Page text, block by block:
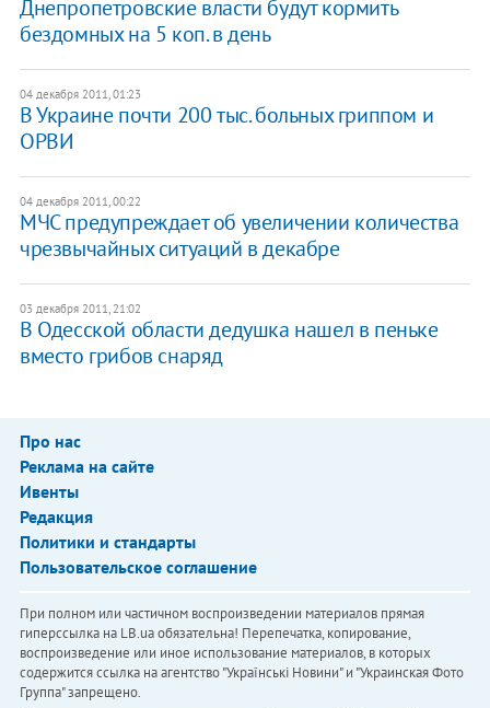
​Днепропетровские власти будут кормить
бездомных на 5 коп. в день
04 декабря 2011, 01:23
​В Украине почти 200 тыс. больных гриппом и
ОРВИ
04 декабря 2011, 00:22
МЧС предупреждает об увеличении количества
чрезвычайных ситуаций в декабре
03 декабря 2011, 21:02
В Одесской области дедушка нашел в пеньке
вместо грибов снаряд
Про нас
Реклама на сайте
Ивенты
Редакция
Политики и стандарты
Пользовательское соглашение
При полном или частичном воспроизведении материалов прямая
гиперссылка на LB.ua обязательна! Перепечатка, копирование,
воспроизведение или иное использование материалов, в которых
содержится ссылка на агентство "Українськi Новини" и "Украинская Фото
Группа" запрещено.